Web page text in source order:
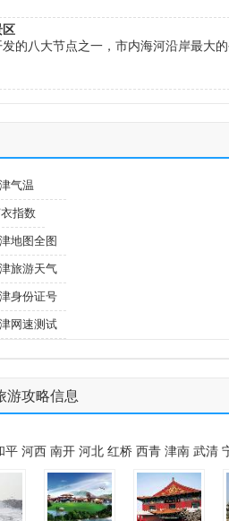
区
的八大节点之一，市内海河沿岸最大
气温
指数
地图全图
旅游天气
身份证号
网速测试
游攻略信息
平 河西 南开 河北 红桥 西青 津南 武清